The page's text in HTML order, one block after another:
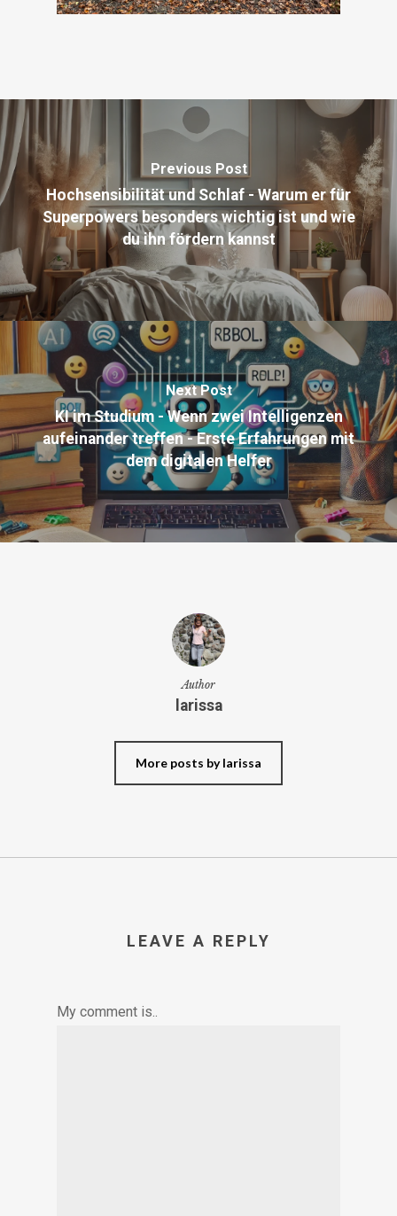
Previous Post
Hochsensibilität und Schlaf - Warum er für
Superpowers besonders wichtig ist und wie
du ihn fördern kannst
Next Post
KI im Studium - Wenn zwei Intelligenzen
aufeinander treffen - Erste Erfahrungen mit
dem digitalen Helfer
Author
larissa
More posts by larissa
LEAVE A REPLY
My comment is..